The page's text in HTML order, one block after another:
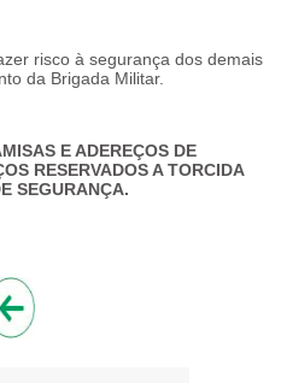
risco à segurança dos demais
da Brigada Militar.
E ADEREÇOS DE
RESERVADOS A TORCIDA
SEGURANÇA.